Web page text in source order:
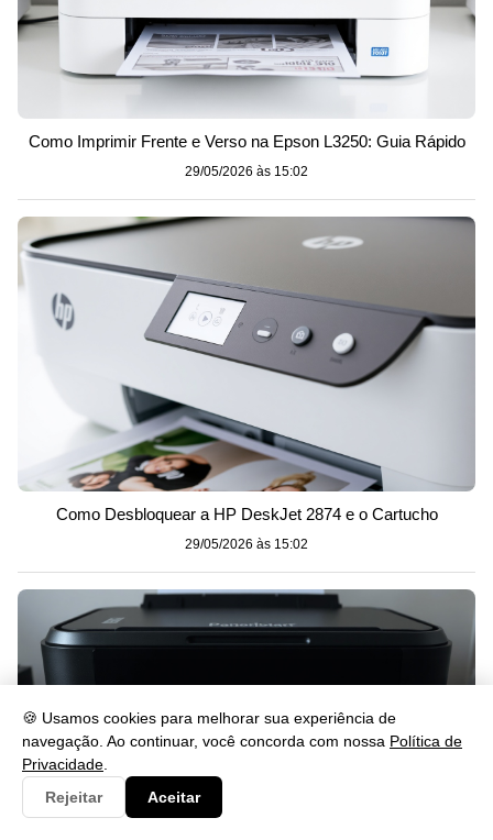
🍪 Usamos cookies para melhorar sua experiência de
navegação. Ao continuar, você concorda com nossa Política de
Privacidade
Rejeitar
Aceitar
Como Imprimir Frente e Verso na Epson L3250: Guia Rápido
29/05/2026 às 15:02
Como Desbloquear a HP DeskJet 2874 e o Cartucho
29/05/2026 às 15:02